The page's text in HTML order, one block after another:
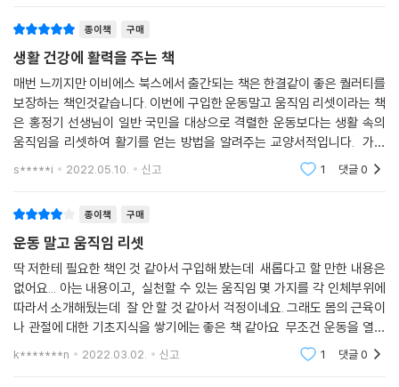
Q 4 운동 후에 오는 통증은 괜찮은 건가요?
Q 5 골절이 아물어서 엑스레이상 아무 문제가 없는데 여전히 아파요. 왜
그런 걸까요?
운동에 관한 궁금증
Q 1 뻣뻣한 관절은 끝까지 펴주는 게 좋을까요?
Q 2 스트레칭은 근육이 찢어지는 느낌이 들 때까지 해야 효과가 있나요?
Q 5 상체 운동을 할 때 바벨을 최대 무게로 해서 근력을 키워야 효과가 있
을까요?
Q 6 운동 후에 시원한 물로 수분을 보충해도 될까요?
Q7 개인 PT를 시작하려고 하는데, 어떤 기준으로 트레이너를 선정해야
할까요?
부록
결되어 있다는 사실을 인지해야 한다. 이를 전제로 인체의 균형과 정렬이
라는 큰 관점에서 접근해야 근본적인 치료가 가능하다. 나무 한 그루, 한 그
루도 중요하지만 숲 전체를 본다는 생각으로 골반과 척추관절을 관리해야
건강을 유지할 수 있다. --- p.206-207, 「PART 3 ‘반드시 골반의 균형을
사수하라’」 중에서
스트레칭도 과하면 관절이나 인대를 약하게 만들어 통증뿐 아니라 질병을
유발할 수 있어요. 과한 스트레칭으로 인대가 과도하게 늘어나면 뼈가 흔
늘어나는 자세를 15~20초간 유지하는 정적 스트레칭은 생각보다 효과가
없을 뿐 아니라 부상의 위험이 큽니다. 운동 전에는 정적인 스트레칭보다
동적인 스트레칭이 더 효과적이죠. 정적으로 자세를 유지하기보다 관절을
움직이는 동작이 근육의 길이를 늘이 고관절을 유연하게 만드는 데 도움이
됩니다.
--- p.274, 「PART 4 ‘운동에 관한 궁금증’」 중에서
통증을 없애고 잘못된 움직임을 바로잡는 기적의 1분 스트레칭 수업
“운동하러 가지 말고, 움직임을 리셋하라!”
굽은 등, 천근만근 돌덩이가 내려앉은 어깨, 틀어진 골반, 찌릿찌릿한 무릎
통증을 달고 사는 사람이라면 『운동 말고 움직임 리셋』에 주목하자. EBS
클래스ⓔ 강연 중 폭발적인 화제를 모았던 홍정기 박사의 〈맨손 통증 치료
법〉을 그대로 담은 책으로, 통증 제거와 동시에 잘못된 움직임을 바로잡을
그가 알려주는 움직임 교정 방법은 수많은 회복 치료 실전 경험과 운공과
학 이론을 바탕으로 해 굉장히 체계적이고 과학적이다. 우선 해부학적 근
거를 토대로 신체 부위별 통증의 원인을 분석했다. 신체 부위마다 관절과
뼈, 근육의 위치를 일러스트로 상세히 보여주어 몸에 대한 이해도를 높였
다. 운동 파트에서는 통증이 나타나는 신체 부위를 9개로 나누어 자신의
현재 몸 상태를 파악할 수 있는 자가 진단법과 올바른 움직임을 회복할 수
있는 운동만을 엄선해 담았다. 따라 하기는 쉽지만 최대의 효과를 내는 놀
종이책 구매
생활 건강에 활력을 주는 책
매번 느끼지만 이비에스 북스에서 출간되는 책은 한결같이 좋은 퀄러티를
보장하는 책인것같습니다. 이번에 구입한 운동말고 움직임 리셋이라는 책
은 홍정기 선생님이 일반 국민을 대상으로 격렬한 운동보다는 생활 속의
움직임을 리셋하여 활기를 얻는 방법을 알려주는 교양서적입니다. 가장
말에 드는 부분은 정말 생활속에서 따라할 수 있는 쉬운 동작들을 그냥 알
s*****i 2022.05.10. 신고 1 댓글0
종이책 구매
운동 말고 움직임 리셋
딱 저한테 필요한 책인 것 같아서 구입해 봤는데 새롭다고 할 만한 내용은
없어요... 아는 내용이고, 실천할 수 있는 움직임 몇 가지를 각 인체부위에
따라서 소개해뒀는데 잘 안 할 것 같아서 걱정이네요. 그래도 몸의 근육이
나 관절에 대한 기초지식을 쌓기에는 좋은 책 같아요 무조건 운동을 열심
히 하거나 몸을 많이 움직이는 게 능사가 아니라는 걸 이해한다는 측면에
k*******n 2022.03.02. 신고 1 댓글0